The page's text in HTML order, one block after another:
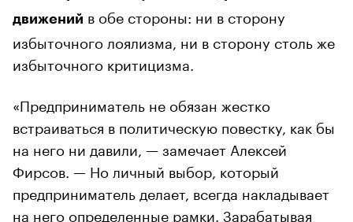
движений в обе стороны: ни в сторону
избыточного лоялизма, ни в сторону столь же
избыточного критицизма.
«Предприниматель не обязан жестко
встраиваться в политическую повестку, как бы
на него ни давили, — замечает Алексей
Фирсов. — Но личный выбор, который
предприниматель делает, всегда накладывает
на него определенные рамки. Зарабатывая